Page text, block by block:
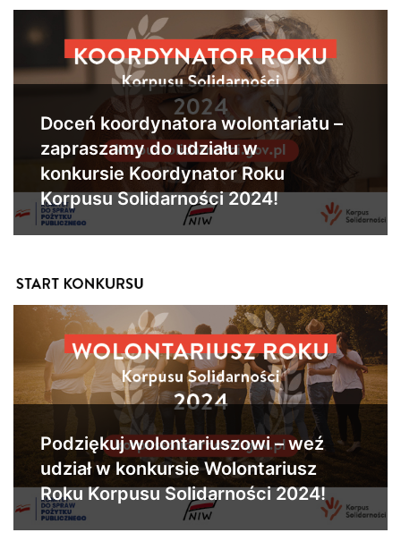
Doceń koordynatora wolontariatu –
zapraszamy do udziału w
konkursie Koordynator Roku
Korpusu Solidarności 2024!
Podziękuj wolontariuszowi – weź
udział w konkursie Wolontariusz
Roku Korpusu Solidarności 2024!